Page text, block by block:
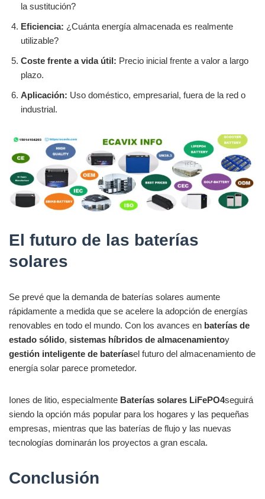
la sustitución?
Eficiencia: ¿Cuánta energía almacenada es realmente
utilizable?
Coste frente a vida útil: Precio inicial frente a valor a largo
plazo.
Aplicación: Uso doméstico, empresarial, fuera de la red o
industrial.
El futuro de las baterías
solares
Se prevé que la demanda de baterías solares aumente
rápidamente a medida que se acelere la adopción de energías
renovables en todo el mundo. Con los avances en baterías de
estado sólido, sistemas híbridos de almacenamientoy
gestión inteligente de bateríasel futuro del almacenamiento de
energía solar parece prometedor.
Iones de litio, especialmente Baterías solares LiFePO4seguirá
siendo la opción más popular para los hogares y las pequeñas
empresas, mientras que las baterías de flujo y las nuevas
tecnologías dominarán los proyectos a gran escala.
Conclusión